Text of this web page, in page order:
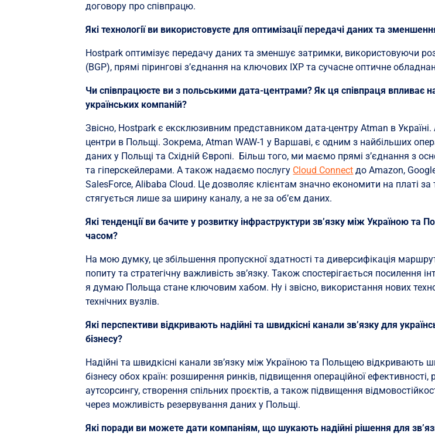
договору про співпрацю.
Які технології ви використовуєте для оптимізації передачі даних та
Hostpark оптимізує передачу даних та зменшує затримки, використовуючи
(BGP), прямі пірингові з’єднання на ключових IXP та сучасне оптичне
Чи співпрацюєте ви з польськими дата-центрами? Як ця співпраця впливає
українських компаній?
Звісно, Hostpark є ексклюзивним представником дата-центру Atman в
центри в Польщі. Зокрема, Atman WAW-1 у Варшаві, є одним з найбільших
даних у Польщі та Східній Європі. Більш того, ми маємо прямі з’єднання з
та гіперскейлерами. А також надаємо послугу Cloud Connect до Amazon,
SalesForce, Alibaba Cloud. Це дозволяє клієнтам значно економити на платі за
стягується лише за ширину каналу, а не за об’єм даних.
Які тенденції ви бачите у розвитку інфраструктури зв’язку між Україною
часом?
На мою думку, це збільшення пропускної здатності та диверсифікація
попиту та стратегічну важливість зв’язку. Також спостерігається посилення
я думаю Польща стане ключовим хабом. Ну і звісно, використання нових
технічних вузлів.
Які перспективи відкривають надійні та швидкісні канали зв’язку для
бізнесу?
Надійні та швидкісні канали зв’язку між Україною та Польщею відкривають
бізнесу обох країн: розширення ринків, підвищення операційної ефективності,
аутсорсингу, створення спільних проєктів, а також підвищення
через можливість резервування даних у Польщі.
Які поради ви можете дати компаніям, що шукають надійні рішення для